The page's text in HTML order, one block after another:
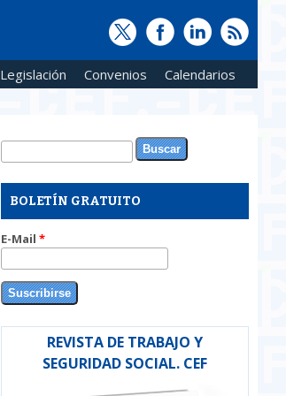
Legislación Convenios Calendarios
Formulario de búsqueda
Buscar
BOLETÍN GRATUITO
E-Mail *
REVISTA DE TRABAJO Y
SEGURIDAD SOCIAL. CEF